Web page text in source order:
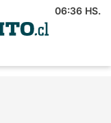
06:36 HS.